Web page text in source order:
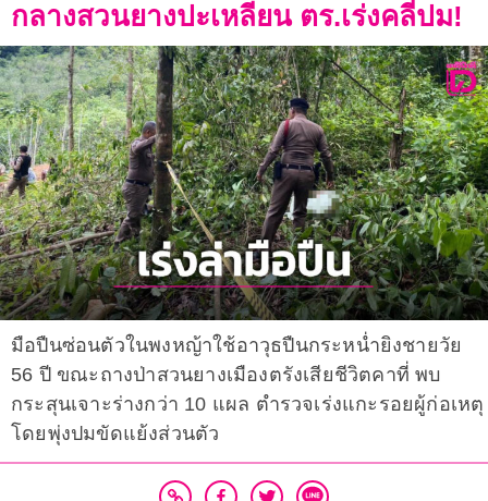
กลางสวนยางปะเหลียน ตร.เร่งคลี่ปม!
มือปืนซ่อนตัวในพงหญ้าใช้อาวุธปืนกระหน่ำยิงชายวัย
56 ปี ขณะถางป่าสวนยางเมืองตรังเสียชีวิตคาที่ พบ
กระสุนเจาะร่างกว่า 10 แผล ตำรวจเร่งแกะรอยผู้ก่อเหตุ
โดยพุ่งปมขัดแย้งส่วนตัว